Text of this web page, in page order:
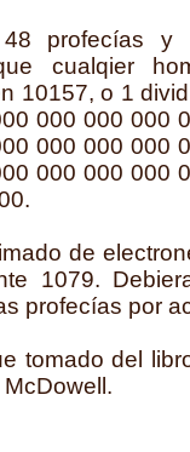
48 profecías
cualqier
10157, o 1
000 000 000
000 000 000
000 000 000
de
1079.
profecías por
tomado del